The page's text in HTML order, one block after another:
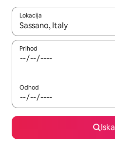
Lokacija
Ko so rezultati na voljo,
Prihod
Odhod